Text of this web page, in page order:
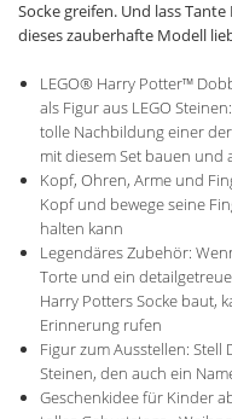
Socke greifen. Und lass
dieses zauberhafte Modell
LEGO® Harry Potter™
als Figur aus LEGO
tolle Nachbildung einer
mit diesem Set bauen und
Kopf, Ohren, Arme und
Kopf und bewege seine
halten kann
Legendäres Zubehör:
Torte und ein
Harry Potters Socke baut,
Erinnerung rufen
Figur zum Ausstellen:
Steinen, den auch ein
Geschenkidee für Kinder